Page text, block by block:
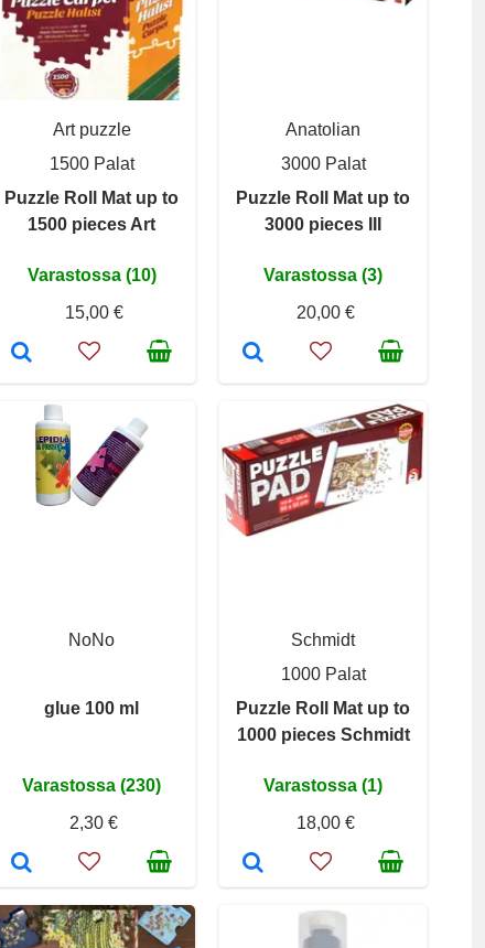
Art puzzle
1500 Palat
Puzzle Roll Mat up to
1500 pieces Art
Varastossa (10)
15,00 €
Anatolian
3000 Palat
Puzzle Roll Mat up to
3000 pieces III
Varastossa (3)
20,00 €
NoNo
glue 100 ml
Varastossa (230)
2,30 €
Schmidt
1000 Palat
Puzzle Roll Mat up to
1000 pieces Schmidt
Varastossa (1)
18,00 €